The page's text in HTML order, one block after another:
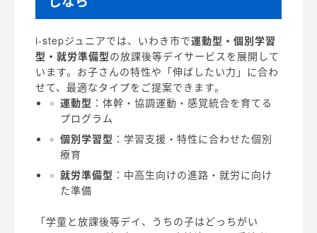
i-stepジュニアでは、いわき市で運動型・個別学習
型・就労準備型の放課後等デイサービスを展開して
います。お子さんの特性や「伸ばしたい力」に合わ
せて、最適なタイプをご提案できます。
運動型 ：体幹・協調運動・感覚統合を育てる
プログラム
個別学習型 ：学習支援・特性に合わせた個別
療育
就労準備型 ：中高生向けの進路・就労に向け
た準備
「学童と放課後等デイ、うちの子はどっちがい